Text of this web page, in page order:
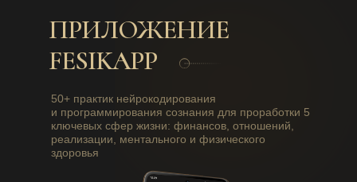
ПРИЛОЖЕНИЕ
FESIKAPP
50+ практик нейрокодирования
и программирования сознания для проработки 5
ключевых сфер жизни: финансов, отношений,
реализации, ментального и физического
здоровья